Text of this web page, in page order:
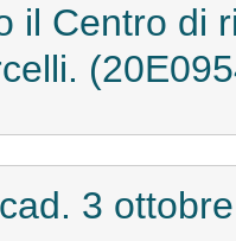
il Centro di
3